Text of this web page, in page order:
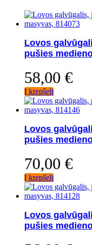
Lovos
pušies
58,00 €
Į krepšelį
Lovos
pušies
70,00 €
Į krepšelį
Lovos
pušies